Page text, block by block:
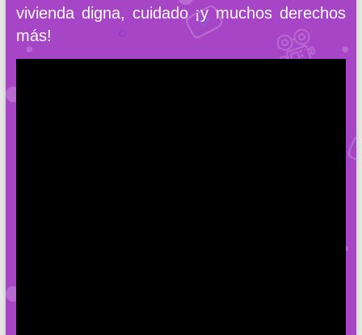
vivienda digna, cuidado ¡y muchos derechos
más!